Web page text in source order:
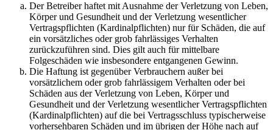
Der Betreiber haftet mit Ausnahme der Verletzung von Leben,
Körper und Gesundheit und der Verletzung wesentlicher
Vertragspflichten (Kardinalpflichten) nur für Schäden, die auf
ein vorsätzliches oder grob fahrlässiges Verhalten
zurückzuführen sind. Dies gilt auch für mittelbare
Folgeschäden wie insbesondere entgangenen Gewinn.
Die Haftung ist gegenüber Verbrauchern außer bei
vorsätzlichem oder grob fahrlässigem Verhalten oder bei
Schäden aus der Verletzung von Leben, Körper und
Gesundheit und der Verletzung wesentlicher Vertragspflichten
(Kardinalpflichten) auf die bei Vertragsschluss typischerweise
vorhersehbaren Schäden und im übrigen der Höhe nach auf